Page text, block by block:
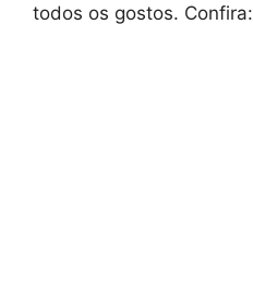
todos os gostos. Confira: